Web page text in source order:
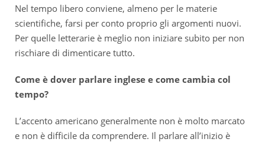
Nel tempo libero conviene, almeno per le materie
scientifiche, farsi per conto proprio gli argomenti nuovi.
Per quelle letterarie è meglio non iniziare subito per non
rischiare di dimenticare tutto.
Come è dover parlare inglese e come cambia col
tempo?
L’accento americano generalmente non è molto marcato
e non è difficile da comprendere. Il parlare all’inizio è